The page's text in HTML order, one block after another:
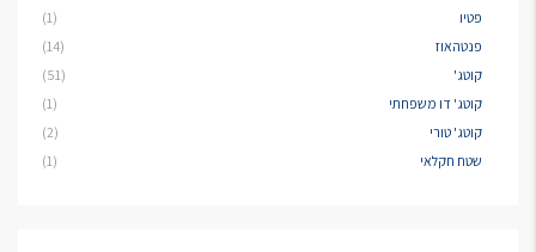
פטיו
(1)
פנטהאוז
(14)
קוטג'
(51)
קוטג' דו משפחתי
(1)
קוטג' טורי
(2)
שטח חקלאי
(1)